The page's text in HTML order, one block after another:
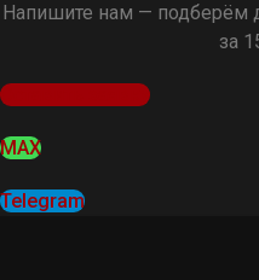
Напишите нам — подберём
за
Оставить заявку
MAX
Telegram